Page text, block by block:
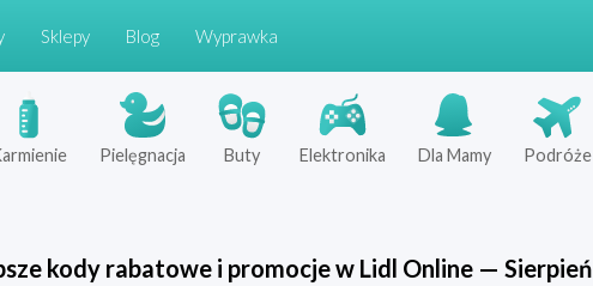
Sklepy Blog Wyprawka
Pielęgnacja Buty Elektronika Dla Mamy Podróże
kody rabatowe i promocje w Lidl Online— Sierpień